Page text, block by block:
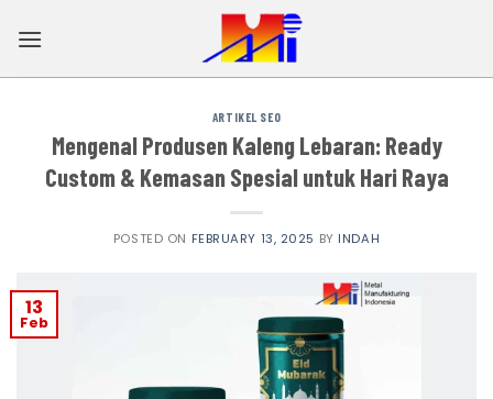
ARTIKEL SEO
Mengenal Produsen Kaleng Lebaran: Ready
Custom & Kemasan Spesial untuk Hari Raya
POSTED ON FEBRUARY 13, 2025 BY INDAH
13
Feb